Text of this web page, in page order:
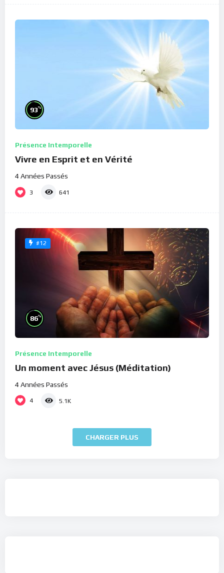
93%
Présence Intemporelle
Vivre en Esprit et en Vérité
4 Années Passés
3 641
#12
86%
Présence Intemporelle
Un moment avec Jésus (Méditation)
4 Années Passés
4 5.1K
CHARGER PLUS